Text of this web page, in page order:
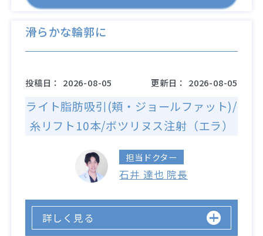
滑らかな輪郭に
投稿日： 2026-08-05 更新日： 2026-08-05
ライト脂肪吸引(頬・ジョールファット)/
糸リフト10本/ボツリヌス注射（エラ）
担当ドクター
石井 達也 院長
詳しく見る